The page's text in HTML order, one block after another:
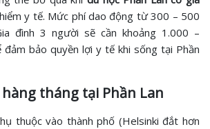
y tế. Mức phí dao động từ 300 – 500
đình 3 người sẽ cần khoảng 1.000 –
đảm bảo quyền lợi y tế khi sống tại Phần
tháng tại Phần Lan
thuộc vào thành phố (Helsinki đắt hơn